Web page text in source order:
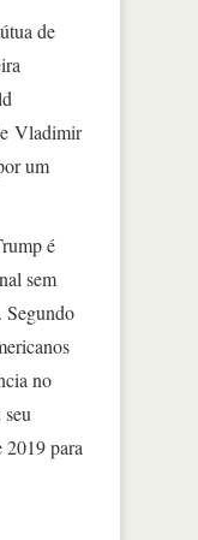
de
Vladimir
um
é
sem
Segundo
no
2019 para